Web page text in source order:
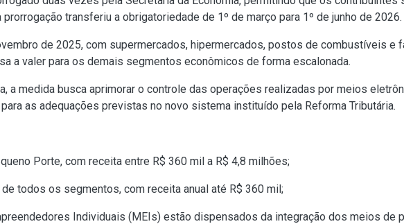
transferiu a obrigatoriedade de 1º de março para 1º de junho de 2026.
de 2025, com supermercados, hipermercados, postos de combustíveis e
a valer para os demais segmentos econômicos de forma escalonada.
a medida busca aprimorar o controle das operações realizadas por meios
as adequações previstas no novo sistema instituído pela Reforma Tributária.
Porte, com receita entre R$ 360 mil a R$ 4,8 milhões;
todos os segmentos, com receita anual até R$ 360 mil;
Individuais (MEIs) estão dispensados da integração dos meios de